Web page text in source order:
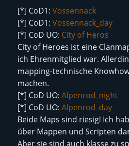
[*] CoD1: Vossennack
[*] CoD1: Vossennack_day
[*] CoD UO: City of Heros
City of Heroes ist eine
ich Ehrenmitglied war.
mapping-technische
machen.
[*] CoD UO: Alpenrod_night
[*] CoD UO: Alpenrod_day
Beide Maps sind riesig! Ich
über Mappen und Scripten
Aber sie sind auch klasse zu